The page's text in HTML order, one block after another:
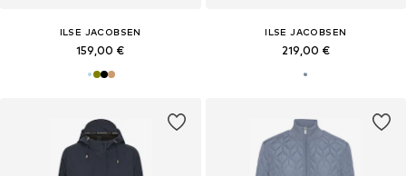
ILSE JACOBSEN
159,00 €
ILSE JACOBSEN
219,00 €